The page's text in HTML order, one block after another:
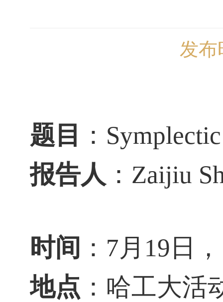
发布
题目 ：
报告人 ： Zaijiu
时间 ：7月19日
地点 ：哈工大活